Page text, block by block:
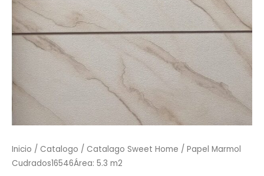
Inicio / Catalogo / Catalago Sweet Home / Papel Marmol
Cudrados16546Área: 5.3 m2